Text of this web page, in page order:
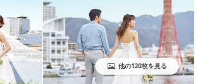
他の120枚を見る